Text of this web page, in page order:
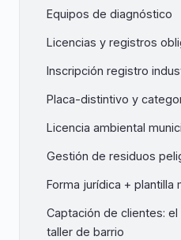
Equipos de diagnóstico
Licencias y registros
Inscripción registro
Placa-distintivo y
Licencia ambiental
Gestión de residuos
Forma jurídica + plantilla
Captación de clientes:
taller de barrio